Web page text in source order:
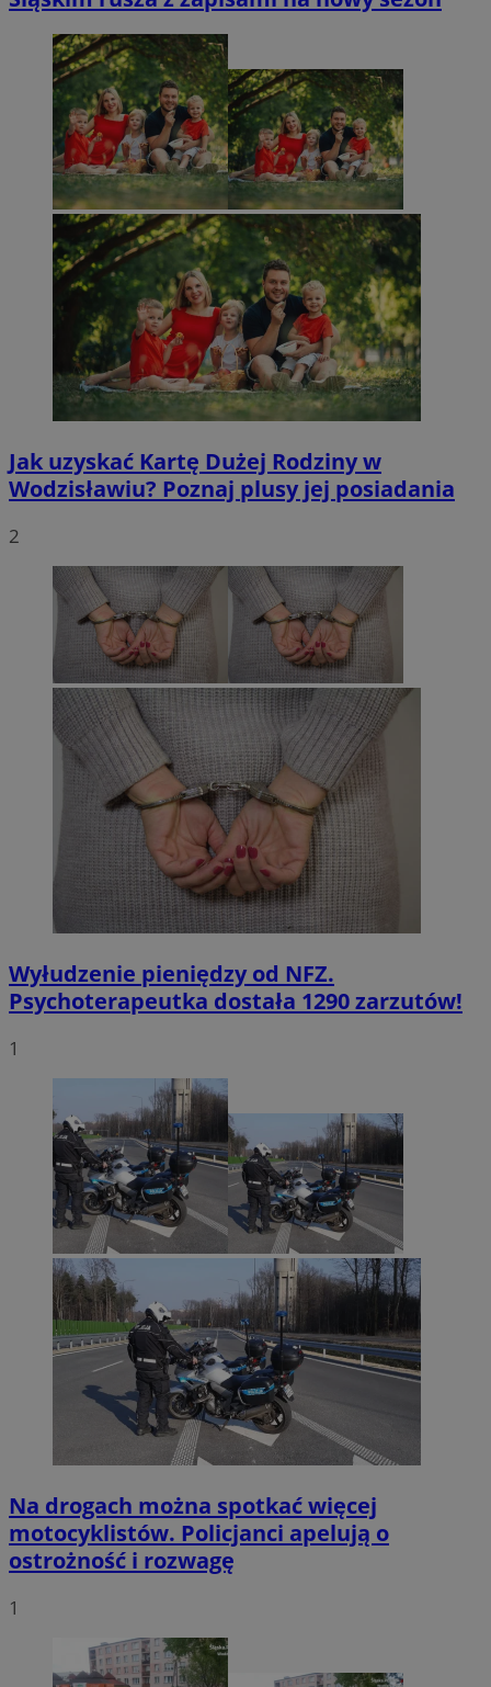
Jak uzyskać Kartę Dużej Rodziny w
Wodzisławiu? Poznaj plusy jej posiadania
2
Wyłudzenie pieniędzy od NFZ.
Psychoterapeutka dostała 1290 zarzutów!
1
Na drogach można spotkać więcej
motocyklistów. Policjanci apelują o
ostrożność i rozwagę
1